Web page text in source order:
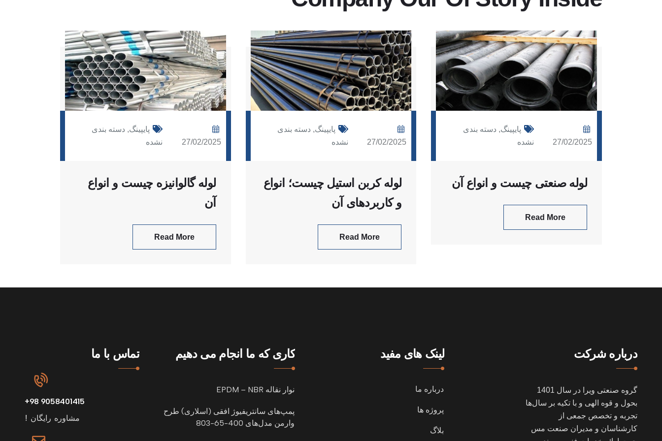
27/02/2025
پایپینگ, دسته بندی
نشده
لوله صنعتی چیست و انواع آن
Read More
27/02/2025
پایپینگ, دسته بندی
نشده
لوله کربن استیل چیست؛ انواع
و کاربردهای آن
Read More
27/02/2025
پایپینگ, دسته بندی
نشده
لوله گالوانیزه چیست و انواع
آن
Read More
درباره شرکت
گروه صنعتی ویرا در سال
بحول و قوه الهی و با تکیه بر سال‌ها
تجربه و تخصص جمعی از
کارشناسان و مدیران صنعت مس
لینک های مفید
درباره ما
پروژه ها
بلاگ
کاری که ما انجام می دهیم
نوار نقاله EPDM – NBR
پمپ‌های سانتریفیوژ افقی (اسلاری) طرح
وارمن مدل‌های 400-65-803
تماس با ما
9058401415 98+
مشاوره رایگان !